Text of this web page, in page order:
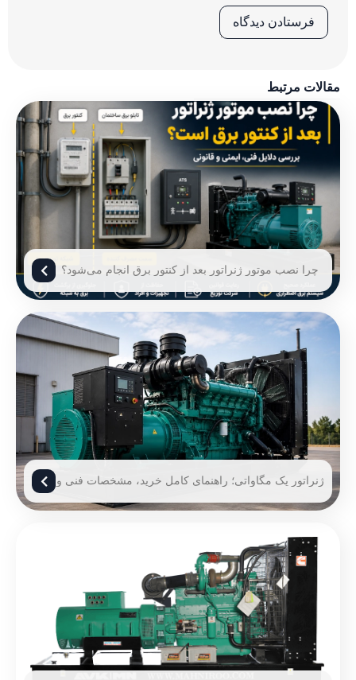
مقالات مرتبط
چرا نصب موتور ژنراتور بعد از کنتور برق انجام می‌شود؟
ژنراتور یک مگاواتی؛ راهنمای کامل خرید، مشخصات فنی و